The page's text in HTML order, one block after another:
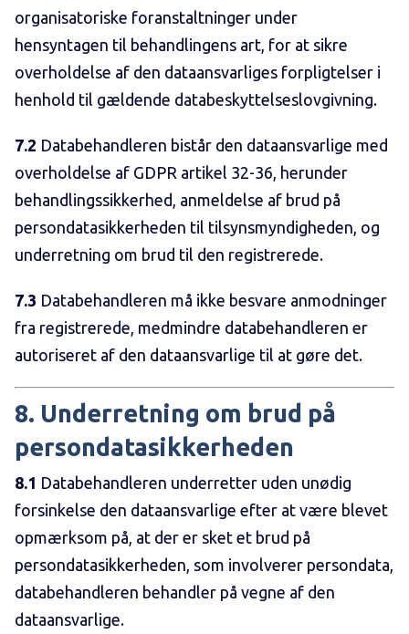
organisatoriske foranstaltninger under
hensyntagen til behandlingens art, for at sikre
overholdelse af den dataansvarliges forpligtelser i
henhold til gældende databeskyttelseslovgivning.
7.2 Databehandleren bistår den dataansvarlige med
overholdelse af GDPR artikel 32-36, herunder
behandlingssikkerhed, anmeldelse af brud på
persondatasikkerheden til tilsynsmyndigheden, og
underretning om brud til den registrerede.
7.3 Databehandleren må ikke besvare anmodninger
fra registrerede, medmindre databehandleren er
autoriseret af den dataansvarlige til at gøre det.
8. Underretning om brud på
persondatasikkerheden
8.1 Databehandleren underretter uden unødig
forsinkelse den dataansvarlige efter at være blevet
opmærksom på, at der er sket et brud på
persondatasikkerheden, som involverer persondata,
databehandleren behandler på vegne af den
dataansvarlige.